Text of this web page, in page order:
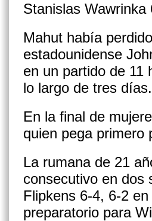
Stanislas
Mahut había
estadounidense
en un partido de 11
lo largo de tres días.
En la final de
quien pega primero
La rumana de 21
consecutivo en dos
Flipkens 6-4, 6-2
preparatorio para